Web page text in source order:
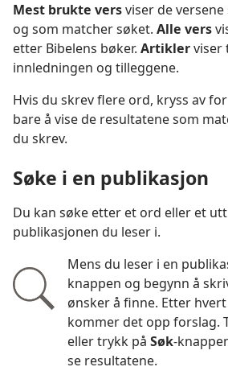
Mest brukte versviser de
og som matcher søket. Alle vers
etter Bibelens bøker. Artiklerviser
innledningen og tilleggene.
Hvis du skrev flere ord, kryss av for
bare å vise de resultatene som
du skrev.
Søke i en publikasjon
Du kan søke etter et ord eller et
publikasjonen du leser i.
Mens du leser i en
knappen og begynn å
ønsker å finne. Etter
kommer det opp forslag.
eller trykk på Søk-
se resultatene.